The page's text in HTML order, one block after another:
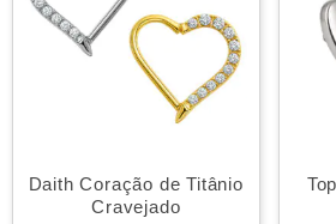
Daith Coração de Titânio
Cravejado